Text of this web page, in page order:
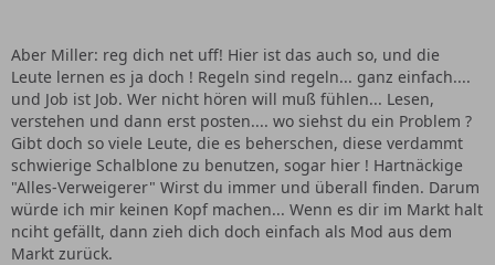
Aber Miller: reg dich net uff! Hier ist das auch so, und die
Leute lernen es ja doch ! Regeln sind regeln... ganz einfach....
und Job ist Job. Wer nicht hören will muß fühlen... Lesen,
verstehen und dann erst posten.... wo siehst du ein Problem ?
Gibt doch so viele Leute, die es beherschen, diese verdammt
schwierige Schalblone zu benutzen, sogar hier ! Hartnäckige
"Alles-Verweigerer" Wirst du immer und überall finden. Darum
würde ich mir keinen Kopf machen... Wenn es dir im Markt halt
nciht gefällt, dann zieh dich doch einfach als Mod aus dem
Markt zurück.